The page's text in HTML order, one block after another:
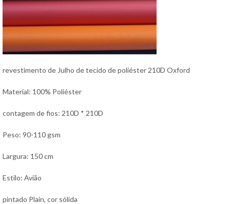
revestimento de Julho de tecido de poliéster 210D Oxford
Material: 100% Poliéster
contagem de fios: 210D * 210D
Peso: 90-110 gsm
Largura: 150 cm
Estilo: Avião
pintado Plain, cor sólida